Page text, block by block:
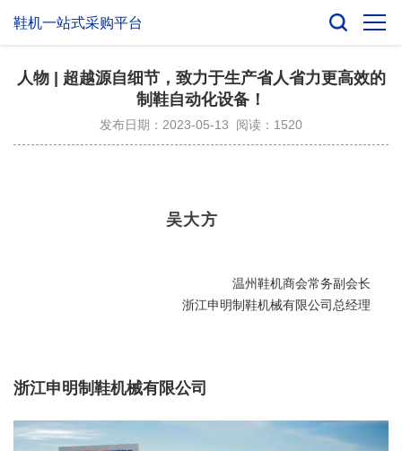
鞋机一站式采购平台
人物 | 超越源自细节，致力于生产省人省力更高效的
制鞋自动化设备！
发布日期：2023-05-13 阅读：1520
吴大方
温州鞋机商会常务副会长
浙江申明制鞋机械有限公司总经理
浙江申明制鞋机械有限公司